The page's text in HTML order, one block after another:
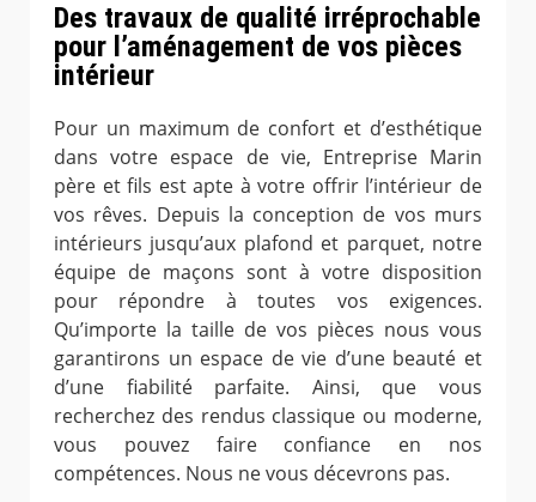
Des travaux de qualité irréprochable
pour l’aménagement de vos pièces
intérieur
Pour un maximum de confort et d’esthétique
dans votre espace de vie, Entreprise Marin
père et fils est apte à votre offrir l’intérieur de
vos rêves. Depuis la conception de vos murs
intérieurs jusqu’aux plafond et parquet, notre
équipe de maçons sont à votre disposition
pour répondre à toutes vos exigences.
Qu’importe la taille de vos pièces nous vous
garantirons un espace de vie d’une beauté et
d’une fiabilité parfaite. Ainsi, que vous
recherchez des rendus classique ou moderne,
vous pouvez faire confiance en nos
compétences. Nous ne vous décevrons pas.